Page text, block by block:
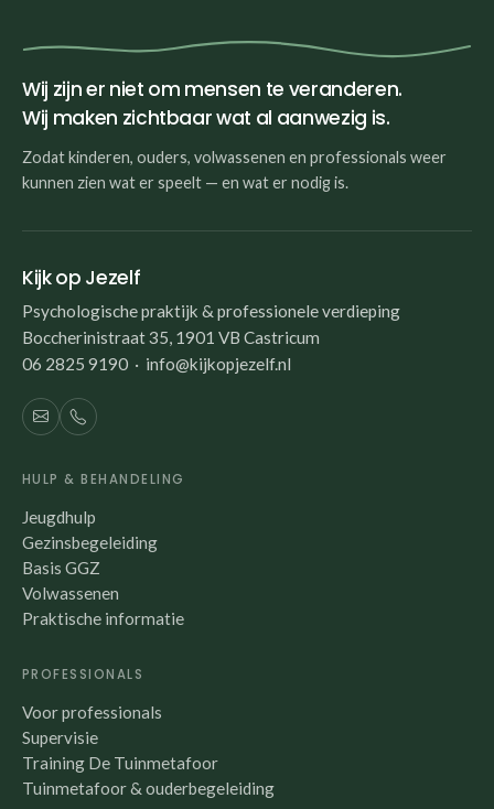
Wij zijn er niet om mensen te veranderen.
Wij maken zichtbaar wat al aanwezig is.
Zodat kinderen, ouders, volwassenen en professionals weer
kunnen zien wat er speelt — en wat er nodig is.
Kijk op Jezelf
Psychologische praktijk & professionele verdieping
Boccherinistraat 35, 1901 VB Castricum
06 2825 9190 · info@kijkopjezelf.nl
HULP & BEHANDELING
Jeugdhulp
Gezinsbegeleiding
Basis GGZ
Volwassenen
Praktische informatie
PROFESSIONALS
Voor professionals
Supervisie
Training De Tuinmetafoor
Tuinmetafoor & ouderbegeleiding